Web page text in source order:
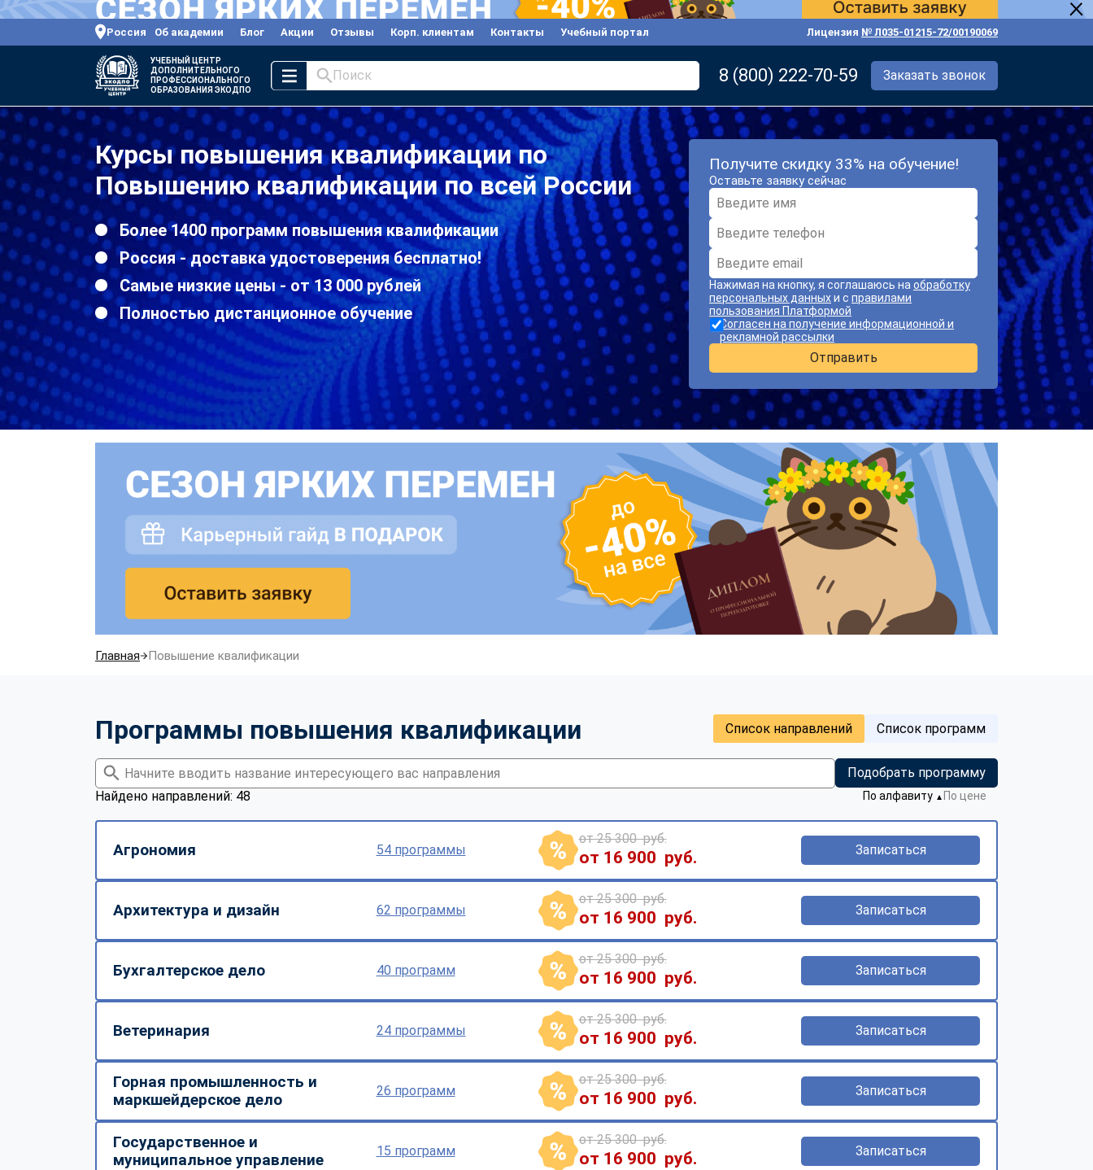
Россия Об академии Блог Акции Отзывы Корп. клиентам Контакты Учебный портал Лицензия № Л035-01215-72/00190069
УЧЕБНЫЙ ЦЕНТР
ДОПОЛНИТЕЛЬНОГО
ПРОФЕССИОНАЛЬНОГО
ОБРАЗОВАНИЯ ЭКОДПО
Поиск 8 (800) 222-70-59 Заказать звонок
Курсы повышения квалификации по
Повышению квалификации по всей России
Более 1400 программ повышения квалификации
Россия - доставка удостоверения бесплатно!
Самые низкие цены - от 13 000 рублей
Полностью дистанционное обучение
Получите скидку 33% на обучение!
Оставьте заявку сейчас
Нажимая на кнопку, я соглашаюсь на обработку
персональных данныхи с правилами
пользования Платформой
Согласен на получение информационной и
рекламной рассылки
Отправить
Главная Повышение квалификации
Программы повышения квалификации Список направлений Список программ
Подобрать программу
Найдено направлений: 48
По алфавиту ▼ По цене
Агрономия 54 программы
от 25 300 руб.
от 16 900 руб. Записаться
Архитектура и дизайн 62 программы
от 25 300 руб.
от 16 900 руб. Записаться
Бухгалтерское дело 40 программ
от 25 300 руб.
от 16 900 руб. Записаться
Ветеринария 24 программы
от 25 300 руб.
от 16 900 руб. Записаться
Горная промышленность и
маркшейдерское дело
26 программ
от 25 300 руб.
от 16 900 руб. Записаться
Государственное и
муниципальное управление
15 программ
от 25 300 руб.
от 16 900 руб. Записаться